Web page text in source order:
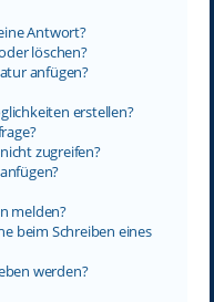
Antwort?
löschen?
anfügen?
erstellen?
zugreifen?
melden?
beim Schreiben eines
werden?